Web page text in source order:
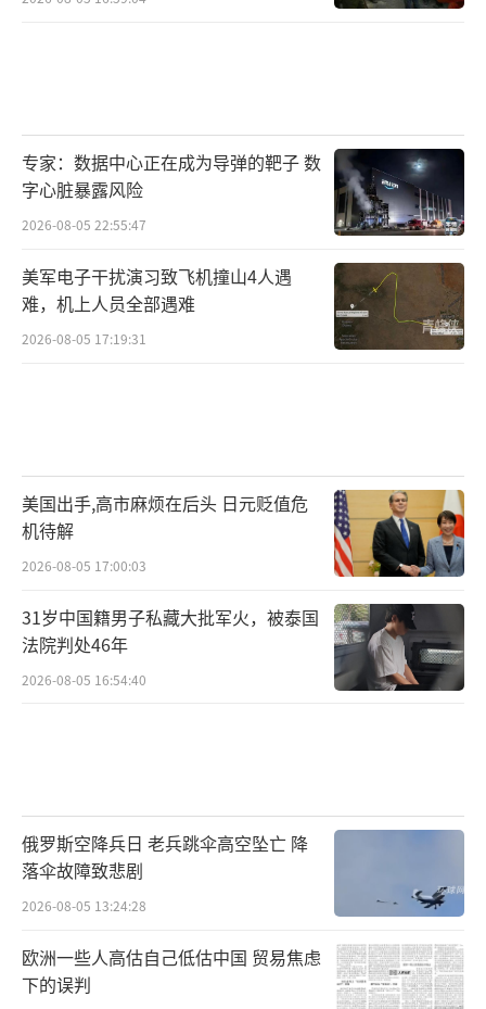
专家：数据中心正在成为导弹的靶子 数
字心脏暴露风险
2026-08-05 22:55:47
美军电子干扰演习致飞机撞山4人遇
难，机上人员全部遇难
2026-08-05 17:19:31
美国出手,高市麻烦在后头 日元贬值危
机待解
2026-08-05 17:00:03
31岁中国籍男子私藏大批军火，被泰国
法院判处46年
2026-08-05 16:54:40
俄罗斯空降兵日 老兵跳伞高空坠亡 降
落伞故障致悲剧
2026-08-05 13:24:28
欧洲一些人高估自己低估中国 贸易焦虑
下的误判